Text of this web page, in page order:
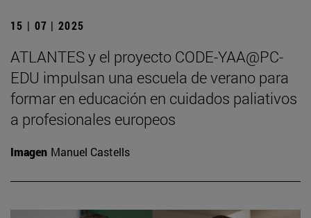
15 | 07 | 2025
ATLANTES y el proyecto CODE-YAA@PC-
EDU impulsan una escuela de verano para
formar en educación en cuidados paliativos
a profesionales europeos
Imagen Manuel Castells